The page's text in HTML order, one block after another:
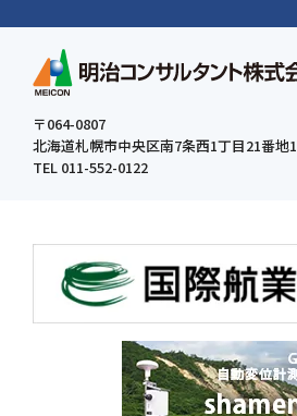
〒064-0807
北海道札幌市中央区南7条西1丁目21番地1
TEL 011-552-0122